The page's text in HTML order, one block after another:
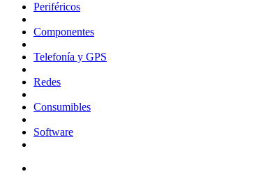
Periféricos
Componentes
Telefonía y GPS
Redes
Consumibles
Software